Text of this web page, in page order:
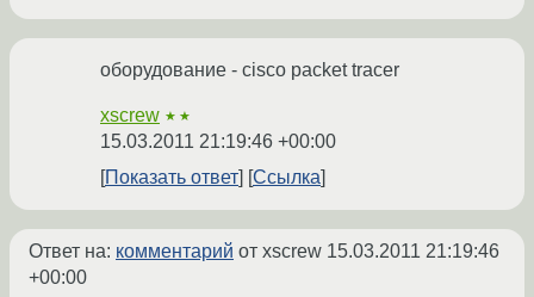
оборудование - cisco packet tracer
xscrew ★★
15.03.2011 21:19:46 +00:00
Показать ответ
Ссылка
Ответ на: комментарий от xscrew 15.03.2011 21:19:46
+00:00